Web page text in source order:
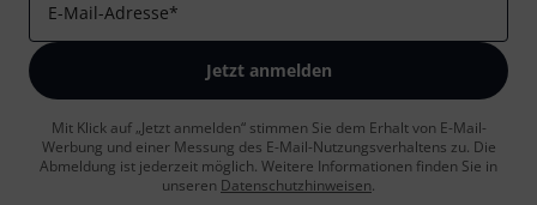
E-Mail-Adresse*
Jetzt anmelden
Mit Klick auf „Jetzt anmelden“ stimmen Sie dem Erhalt von E-Mail-
Werbung und einer Messung des E-Mail-Nutzungsverhaltens zu. Die
Abmeldung ist jederzeit möglich. Weitere Informationen finden Sie in
unseren Datenschutzhinweisen.